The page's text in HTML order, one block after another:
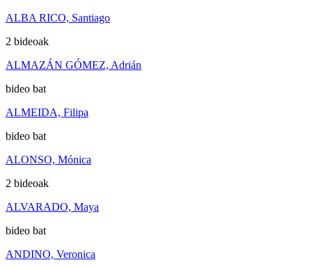
ALBA RICO, Santiago
2 bideoak
ALMAZÁN GÓMEZ, Adrián
bideo bat
ALMEIDA, Filipa
bideo bat
ALONSO, Mónica
2 bideoak
ALVARADO, Maya
bideo bat
ANDINO, Veronica